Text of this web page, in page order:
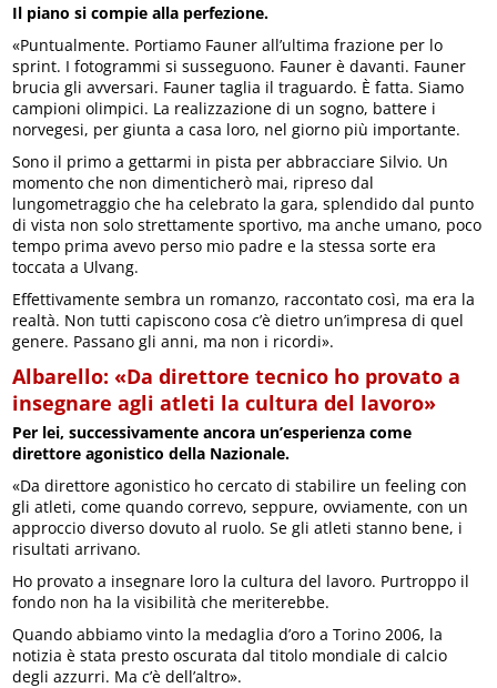
Il piano si compie alla perfezione.
«Puntualmente. Portiamo Fauner all’ultima frazione per lo
sprint. I fotogrammi si susseguono. Fauner è davanti. Fauner
brucia gli avversari. Fauner taglia il traguardo. È fatta. Siamo
campioni olimpici. La realizzazione di un sogno, battere i
norvegesi, per giunta a casa loro, nel giorno più importante.
Sono il primo a gettarmi in pista per abbracciare Silvio. Un
momento che non dimenticherò mai, ripreso dal
lungometraggio che ha celebrato la gara, splendido dal punto
di vista non solo strettamente sportivo, ma anche umano, poco
tempo prima avevo perso mio padre e la stessa sorte era
toccata a Ulvang.
Effettivamente sembra un romanzo, raccontato così, ma era la
realtà. Non tutti capiscono cosa c’è dietro un’impresa di quel
genere. Passano gli anni, ma non i ricordi».
Albarello: «Da direttore tecnico ho provato a
insegnare agli atleti la cultura del lavoro»
Per lei, successivamente ancora un’esperienza come
direttore agonistico della Nazionale.
«Da direttore agonistico ho cercato di stabilire un feeling con
gli atleti, come quando correvo, seppure, ovviamente, con un
approccio diverso dovuto al ruolo. Se gli atleti stanno bene, i
risultati arrivano.
Ho provato a insegnare loro la cultura del lavoro. Purtroppo il
fondo non ha la visibilità che meriterebbe.
Quando abbiamo vinto la medaglia d’oro a Torino 2006, la
notizia è stata presto oscurata dal titolo mondiale di calcio
degli azzurri. Ma c’è dell’altro».